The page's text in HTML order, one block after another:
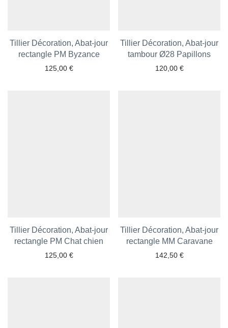
Tillier Décoration, Abat-jour
rectangle PM Byzance
125,00 €
Ajouter aux favoris
Tillier Décoration, Abat-jour
tambour Ø28 Papillons
120,00 €
Ajouter aux favoris
Tillier Décoration, Abat-jour
rectangle PM Chat chien
125,00 €
Ajouter aux favoris
Tillier Décoration, Abat-jour
rectangle MM Caravane
142,50 €
Ajouter aux favoris